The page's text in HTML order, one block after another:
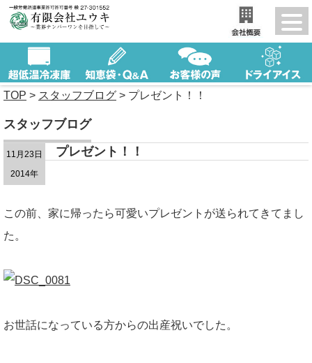
TOP > スタッフブログ > プレゼント！！
スタッフブログ
11月23日
2014年
プレゼント！！
この前、家に帰ったら可愛いプレゼントが送られてきてまし
た。
お世話になっている方からの出産祝いでした。